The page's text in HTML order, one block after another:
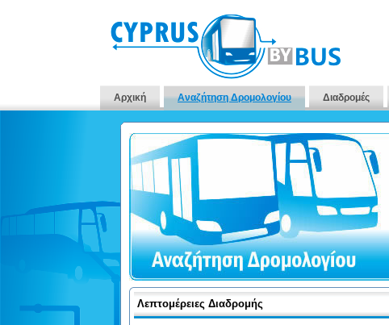
Αρχική Αναζήτηση Δρομολογίου Διαδρομές
Λεπτομέρειες Διαδρομής